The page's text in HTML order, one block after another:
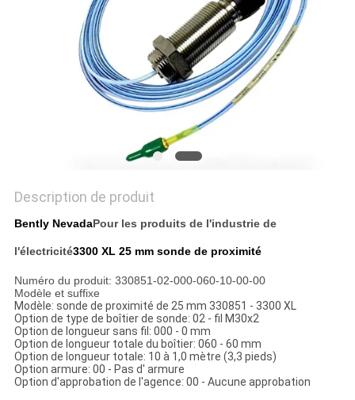
Description de produit
Bently NevadaPour les produits de l'industrie de
l'électricité3300 XL 25 mm sonde de proximité
Numéro du produit: 330851-02-000-060-10-00-00
Modèle et suffixe
Modèle: sonde de proximité de 25 mm 330851 - 3300 XL
Option de type de boîtier de sonde: 02 - fil M30x2
Option de longueur sans fil: 000 - 0 mm
Option de longueur totale du boîtier: 060 - 60 mm
Option de longueur totale: 10 à 1,0 mètre (3,3 pieds)
Option armure: 00 - Pas d' armure
Option d'approbation de l'agence: 00 - Aucune approbation